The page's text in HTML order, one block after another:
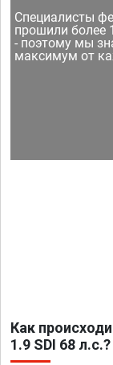
Специалисты
прошили более
- поэтому мы
максимум от
Как
1.9 SDI 68 л.с.?